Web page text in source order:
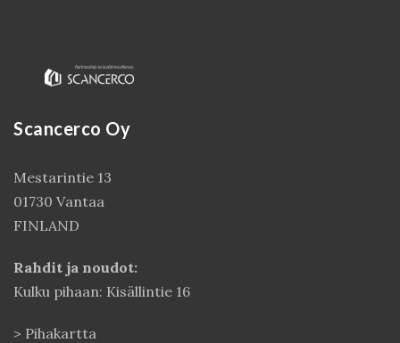
Scancerco Oy
Mestarintie 13
01730 Vantaa
FINLAND
Rahdit ja noudot:
Kulku pihaan: Kisällintie 16
> Pihakartta